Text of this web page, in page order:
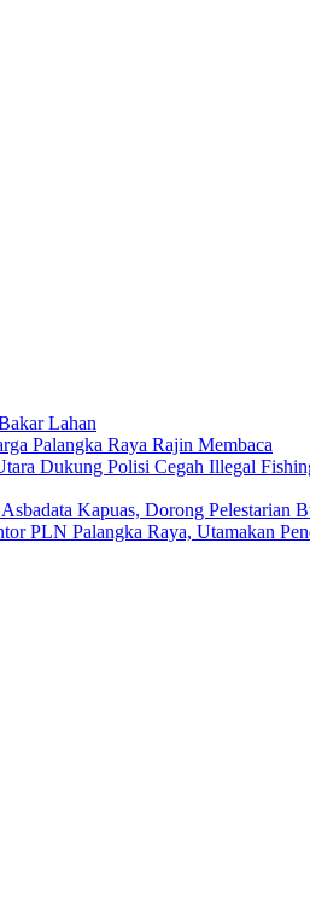
Lahan
Palangka Raya Rajin Membaca
Dukung Polisi Cegah Illegal
Kapuas, Dorong Pelestarian
PLN Palangka Raya, Utamakan